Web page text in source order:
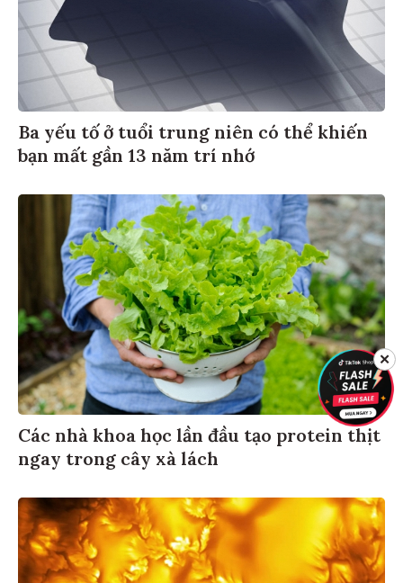
Ba yếu tố ở tuổi trung niên có thể khiến
bạn mất gần 13 năm trí nhớ
Các nhà khoa học lần đầu tạo protein thịt
ngay trong cây xà lách
✕